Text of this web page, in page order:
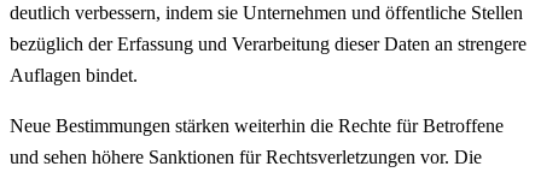
deutlich verbessern, indem sie Unternehmen und öffentliche Stellen
bezüglich der Erfassung und Verarbeitung dieser Daten an strengere
Auflagen bindet.
Neue Bestimmungen stärken weiterhin die Rechte für Betroffene
und sehen höhere Sanktionen für Rechtsverletzungen vor. Die